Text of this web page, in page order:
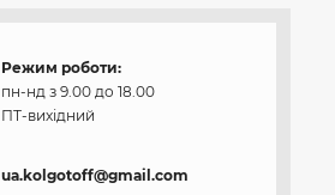
Режим роботи:
пн-нд з 9.00 до 18.00
ПТ-вихідний
ua.kolgotoff@gmail.com